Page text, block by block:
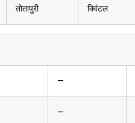
तोतापुरी क्विंटल
—
—